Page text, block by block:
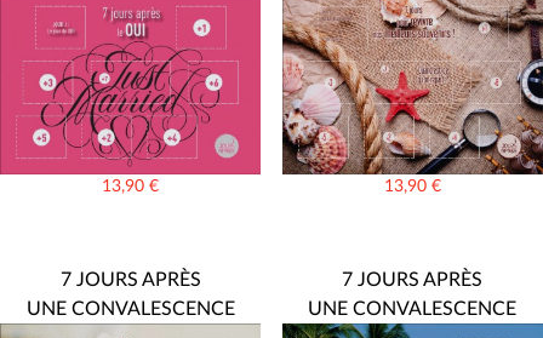
13,90€ 13,90 €
7 JOURS APRÈS
UNE CONVALESCENCE
7 JOURS APRÈS
UNE CONVALESCENCE